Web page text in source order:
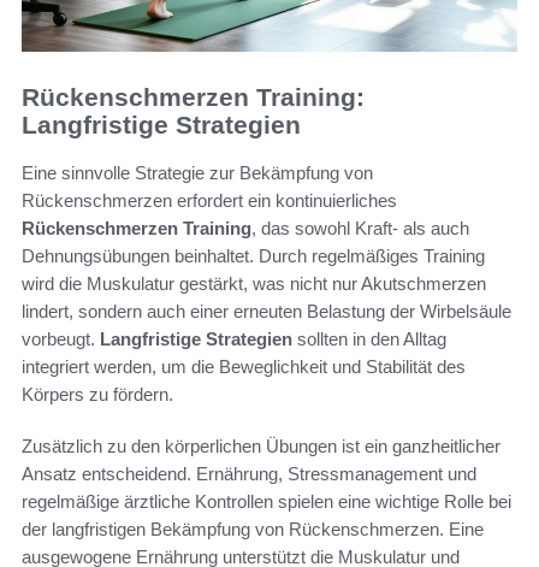
Rückenschmerzen Training:
Langfristige Strategien
Eine sinnvolle Strategie zur Bekämpfung von
Rückenschmerzen erfordert ein kontinuierliches
Rückenschmerzen Training, das sowohl Kraft- als auch
Dehnungsübungen beinhaltet. Durch regelmäßiges Training
wird die Muskulatur gestärkt, was nicht nur Akutschmerzen
lindert, sondern auch einer erneuten Belastung der Wirbelsäule
vorbeugt. Langfristige Strategien sollten in den Alltag
integriert werden, um die Beweglichkeit und Stabilität des
Körpers zu fördern.
Zusätzlich zu den körperlichen Übungen ist ein ganzheitlicher
Ansatz entscheidend. Ernährung, Stressmanagement und
regelmäßige ärztliche Kontrollen spielen eine wichtige Rolle bei
der langfristigen Bekämpfung von Rückenschmerzen. Eine
ausgewogene Ernährung unterstützt die Muskulatur und